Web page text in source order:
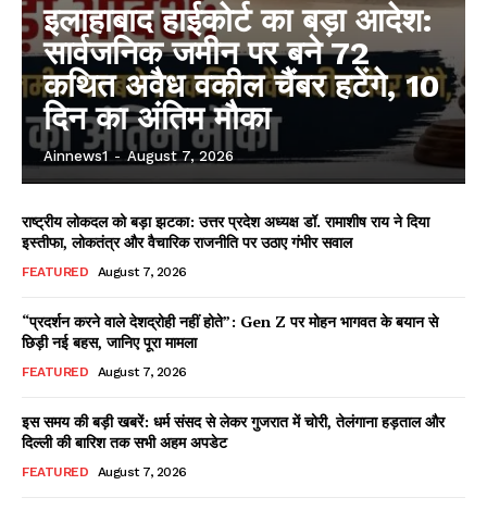
Facebook
X WhatsApp
Share
इलाहाबाद हाईकोर्ट का बड़ा आदेश:
सार्वजनिक जमीन पर बने 72
कथित अवैध वकील चैंबर हटेंगे, 10
दिन का अंतिम मौका
Ainnews1 - August 7, 2026
राष्ट्रीय लोकदल को बड़ा झटका: उत्तर प्रदेश अध्यक्ष डॉ. रामाशीष राय ने दिया
इस्तीफा, लोकतंत्र और वैचारिक राजनीति पर उठाए गंभीर सवाल
FEATURED August 7, 2026
“प्रदर्शन करने वाले देशद्रोही नहीं होते”: Gen Z पर मोहन भागवत के बयान से
छिड़ी नई बहस, जानिए पूरा मामला
FEATURED August 7, 2026
इस समय की बड़ी खबरें: धर्म संसद से लेकर गुजरात में चोरी, तेलंगाना हड़ताल और
दिल्ली की बारिश तक सभी अहम अपडेट
FEATURED August 7, 2026